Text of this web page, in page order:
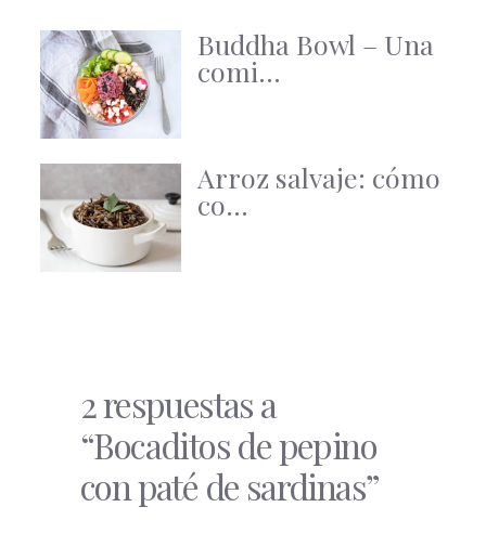
Buddha Bowl – Una
comi...
Arroz salvaje: cómo
co...
2 respuestas a
“Bocaditos de pepino
con paté de sardinas”